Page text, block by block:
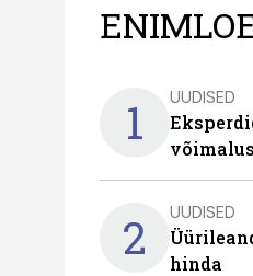
1 UUDISED
2 UUDISED
hinda